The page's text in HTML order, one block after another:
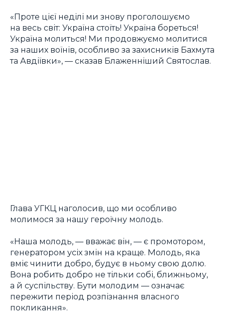
«Проте цієї неділі ми знову проголошуємо
на весь світ: Україна стоїть! Україна бореться!
Україна молиться! Ми продовжуємо молитися
за наших воїнів, особливо за захисників Бахмута
та Авдіївки», — сказав Блаженніший Святослав.
Глава УГКЦ наголосив, що ми особливо
молимося за нашу героїчну молодь.
«Наша молодь, — вважає він, — є промотором,
генератором усіх змін на краще. Молодь, яка
вміє чинити добро, будує в ньому свою долю.
Вона робить добро не тільки собі, ближньому,
а й суспільству. Бути молодим — означає
пережити період розпізнання власного
покликання».